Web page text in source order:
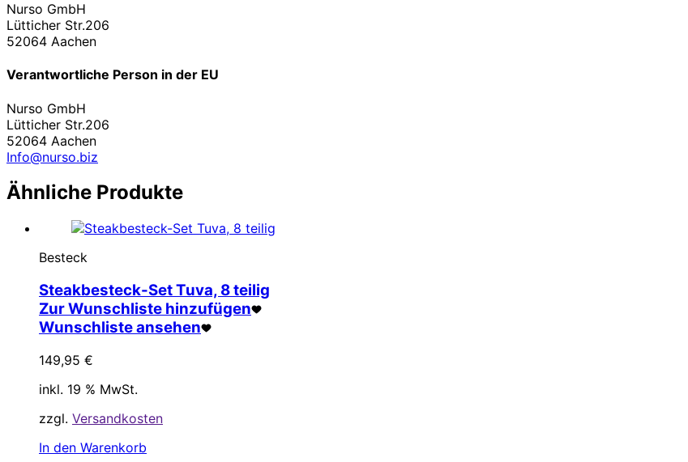
Nurso GmbH
Lütticher Str.206
52064 Aachen
Verantwortliche Person in der EU
Nurso GmbH
Lütticher Str.206
52064 Aachen
Info@nurso.biz
Ähnliche Produkte
Besteck
Steakbesteck-Set Tuva, 8 teilig
Zur Wunschliste hinzufügen
Wunschliste ansehen
149,95 €
inkl. 19 % MwSt.
zzgl. Versandkosten
In den Warenkorb